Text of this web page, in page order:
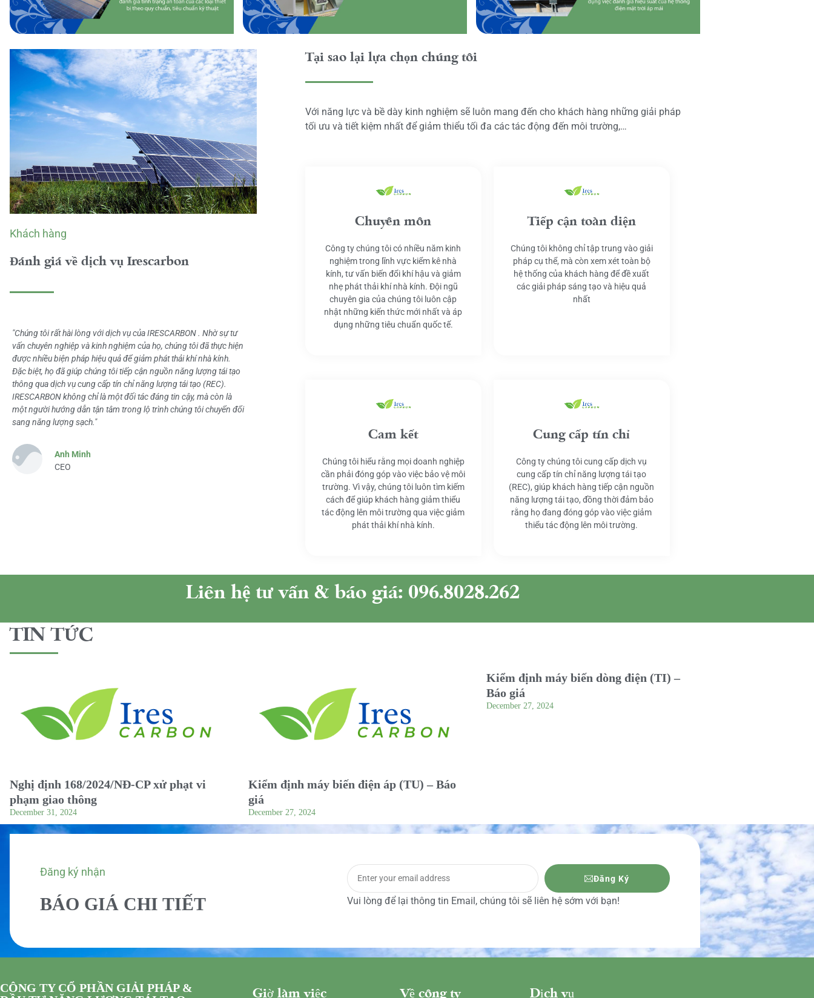
Khách hàng
Đánh giá về dịch vụ Irescarbon
"Chúng tôi rất hài lòng với dịch vụ của IRESCARBON . Nhờ sự tư
vấn chuyên nghiệp và kinh nghiệm của họ, chúng tôi đã thực hiện
được nhiều biện pháp hiệu quả để giảm phát thải khí nhà kính.
Đặc biệt, họ đã giúp chúng tôi tiếp cận nguồn năng lượng tái tạo
thông qua dịch vụ cung cấp tín chỉ năng lượng tái tạo (REC).
IRESCARBON không chỉ là một đối tác đáng tin cậy, mà còn là
một người hướng dẫn tận tâm trong lộ trình chúng tôi chuyển đổi
sang năng lượng sạch."
Anh Minh
CEO
Tại sao lại lựa chọn chúng tôi
Với năng lực và bề dày kinh nghiệm sẽ luôn mang đến cho khách hàng những giải pháp
tối ưu và tiết kiệm nhất để giảm thiểu tối đa các tác động đến môi trường,…
Chuyên môn
Công ty chúng tôi có nhiều năm kinh
nghiệm trong lĩnh vực kiểm kê nhà
kính, tư vấn biến đổi khí hậu và giảm
nhẹ phát thải khí nhà kính. Đội ngũ
chuyên gia của chúng tôi luôn cập
nhật những kiến thức mới nhất và áp
dụng những tiêu chuẩn quốc tế.
Tiếp cận toàn diện
Chúng tôi không chỉ tập trung vào giải
pháp cụ thể, mà còn xem xét toàn bộ
hệ thống của khách hàng để đề xuất
các giải pháp sáng tạo và hiệu quả
nhất
Cam kết
Chúng tôi hiểu rằng mọi doanh nghiệp
cần phải đóng góp vào việc bảo vệ môi
trường. Vì vậy, chúng tôi luôn tìm kiếm
cách để giúp khách hàng giảm thiểu
tác động lên môi trường qua việc giảm
phát thải khí nhà kính.
Cung cấp tín chỉ
Công ty chúng tôi cung cấp dịch vụ
cung cấp tín chỉ năng lượng tái tạo
(REC), giúp khách hàng tiếp cận nguồn
năng lượng tái tạo, đồng thời đảm bảo
rằng họ đang đóng góp vào việc giảm
thiểu tác động lên môi trường.
Liên hệ tư vấn & báo giá: 096.8028.262
TIN TỨC
Nghị định 168/2024/NĐ-CP xử phạt vi
phạm giao thông
December 31, 2024
Kiểm định máy biến điện áp (TU) – Báo
giá
December 27, 2024
Kiểm định máy biến dòng điện (TI) –
Báo giá
December 27, 2024
Đăng ký nhận
BÁO GIÁ CHI TIẾT
Đăng Ký
Vui lòng để lại thông tin Email, chúng tôi sẽ liên hệ sớm với bạn!
CÔNG TY CỔ PHẦN GIẢI PHÁP &
Giờ làm việc Về công ty Dịch vụ